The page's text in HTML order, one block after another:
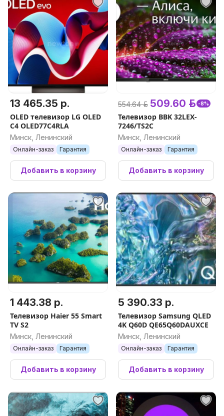
13 465.35 р.
OLED телевизор LG OLED
C4 OLED77C4RLA
Минск, Ленинский
Онлайн-заказ Гарантия
Добавить в корзину
554.64 р. 509.60 р. -8%
Телевизор BBK 32LEX-
7246/TS2C
Минск, Ленинский
Онлайн-заказ Гарантия
Добавить в корзину
1 443.38 р.
Телевизор Haier 55 Smart
TV S2
Минск, Ленинский
Онлайн-заказ Гарантия
Добавить в корзину
5 390.33 р.
Телевизор Samsung QLED
4K Q60D QE65Q60DAUXCE
Минск, Ленинский
Онлайн-заказ Гарантия
Добавить в корзину